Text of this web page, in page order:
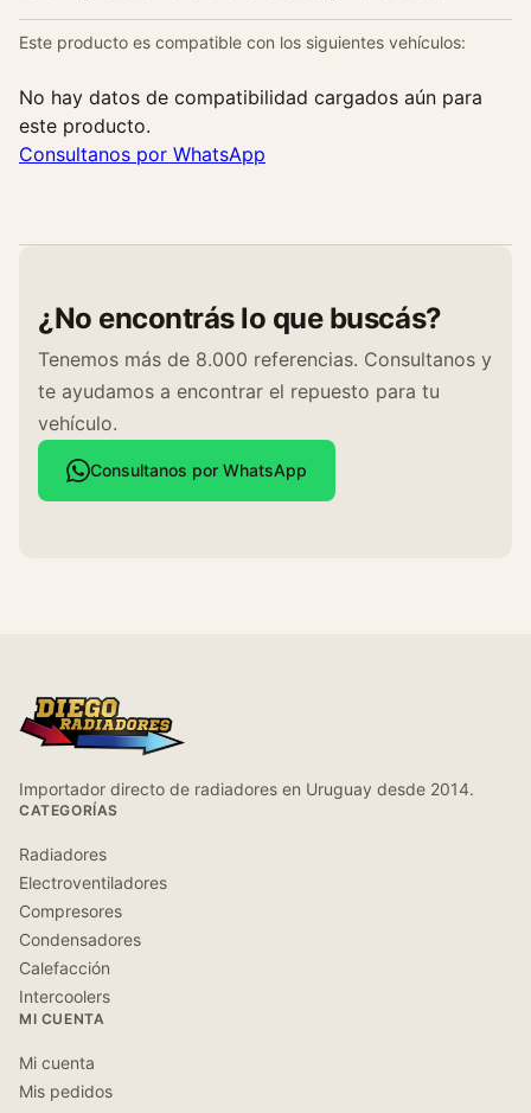
/
s
a
r
Este producto es compatible con los siguientes vehículos:
No hay datos de compatibilidad cargados aún para
este producto.
Consultanos por WhatsApp
¿No encontrás lo que buscás?
Tenemos más de 8.000 referencias. Consultanos y
te ayudamos a encontrar el repuesto para tu
vehículo.
Consultanos por WhatsApp
Importador directo de radiadores en Uruguay desde 2014.
CATEGORÍAS
Radiadores
Electroventiladores
Compresores
Condensadores
Calefacción
Intercoolers
MI CUENTA
Mi cuenta
Mis pedidos